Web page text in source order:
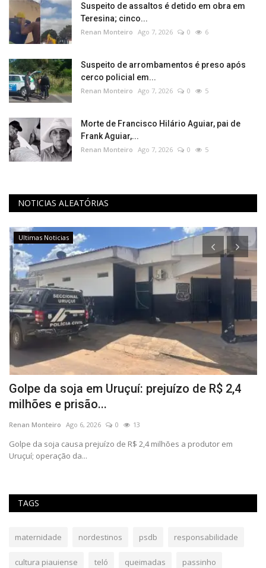
Suspeito de assaltos é detido em obra em
Teresina; cinco...
Renan Monteiro Ago 7, 2026 0 6
Suspeito de arrombamentos é preso após
cerco policial em...
Renan Monteiro Ago 7, 2026 0 5
Morte de Francisco Hilário Aguiar, pai de
Frank Aguiar,...
Renan Monteiro Ago 7, 2026 0 5
NOTICIAS ALEATÓRIAS
Ultimas Noticias
Golpe da soja em Uruçuí: prejuízo de R$ 2,4
milhões e prisão...
Renan Monteiro Ago 6, 2026 0 13
Golpe da soja causa prejuízo de R$ 2,4 milhões a produtor em
Uruçuí; operação da...
TAGS
maternidade nordestinos psdb responsabilidade
cultura piauiense teló queimadas passinho